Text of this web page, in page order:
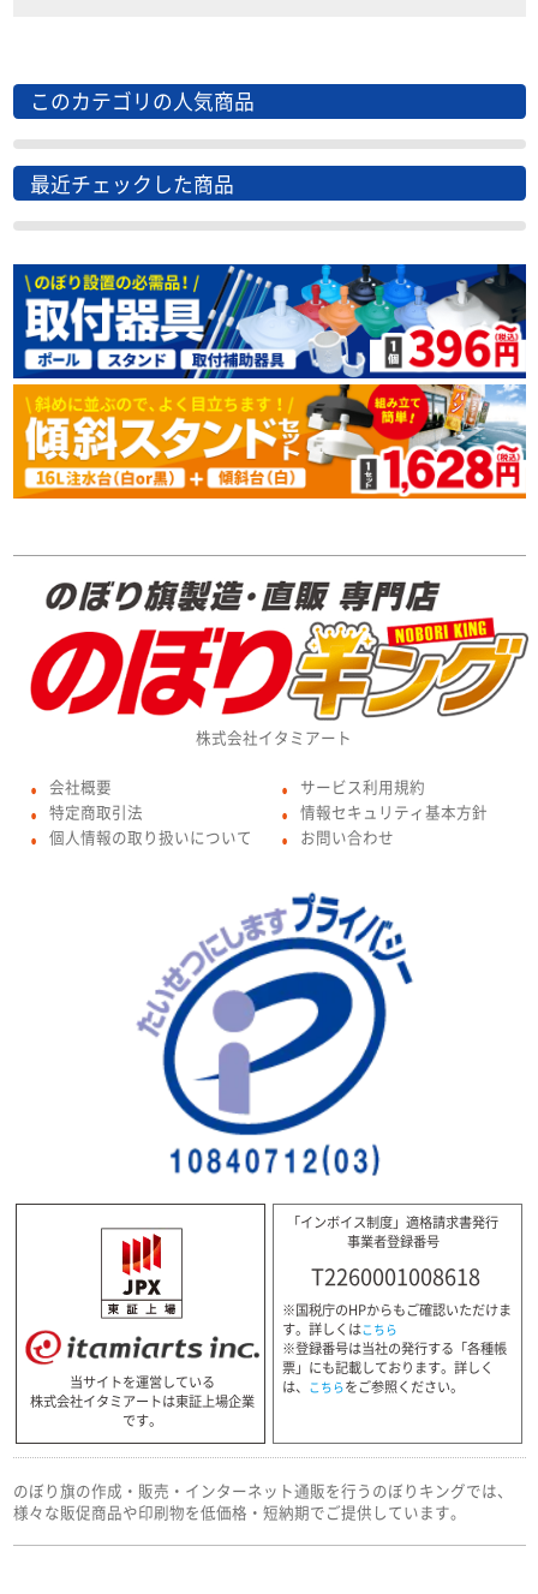
このカテゴリの人気商品
最近チェックした商品
株式会社イタミアート
● 会社概要
● 特定商取引法
● 個人情報の取り扱いについて
● サービス利用規約
● 情報セキュリティ基本方針
● お問い合わせ
当サイトを運営している
株式会社イタミアートは東証上場企業
です。
「インボイス制度」適格請求書発行
事業者登録番号
T2260001008618
※国税庁のHPからもご確認いただけま
す。詳しくはこちら
※登録番号は当社の発行する「各種帳
票」にも記載しております。詳しく
は、 こちらをご参照ください。
のぼり旗の作成・販売・インターネット通販を行うのぼりキングでは、
様々な販促商品や印刷物を低価格・短納期でご提供しています。